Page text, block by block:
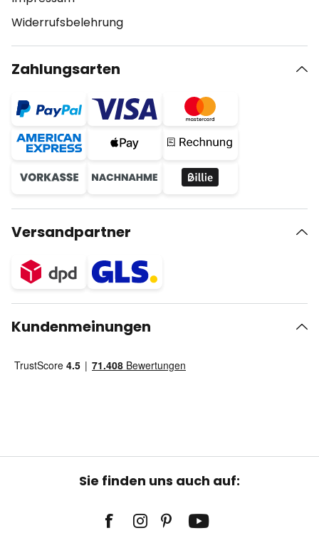
Widerrufsbelehrung
Zahlungsarten
Versandpartner
Kundenmeinungen
Sie finden uns auch auf: